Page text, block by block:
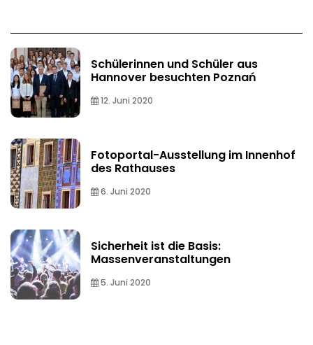
Schülerinnen und Schüler aus
Hannover besuchten Poznań
12. Juni 2020
Fotoportal-Ausstellung im Innenhof
des Rathauses
6. Juni 2020
Sicherheit ist die Basis:
Massenveranstaltungen
5. Juni 2020